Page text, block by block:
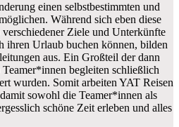
einen selbstbestimmten und
Während sich eben diese
Ziele und Unterkünfte
ihren Urlaub buchen können, bilden
aus. Ein Großteil der dann
begleiten schließlich
wurden. Somit arbeiten YAT Reisen
sowohl die Teamer*innen als
schöne Zeit erleben und alles